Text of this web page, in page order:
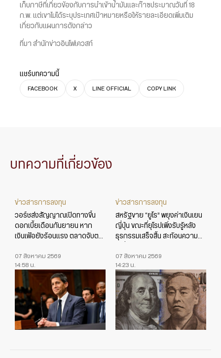
เก็บภาษีที่เกี่ยวข้องกับการนำเข้าน้ำมันและก๊าซประมาณวันที่ 18
ก.พ. แต่เขาไม่ได้ระบุประเทศเป้าหมายหรือให้รายละเอียดเพิ่มเติม
เกี่ยวกับแผนการดังกล่าว
ที่มา สำนักข่าวอินโฟเควสท์
แชร์บทความนี้
FACEBOOK X LINE OFFICIAL COPY LINK
บทความที่เกี่ยวข้อง
ข่าวสารการลงทุน
วอร์ชส่งสัญญาณเปิดทางขึ้น
ดอกเบี้ยเดือนกันยายน หาก
เงินเฟ้อยังร้อนแรง ตลาดจับตา
07 สิงหาคม 2569
14:58 น.
ข่าวสารการลงทุน
สหรัฐขาย “ยูโร” พยุงค่าเงินเยน
ญี่ปุ่น ขณะที่ยุโรปเพิ่งรับรู้หลัง
ธุรกรรมเสร็จสิ้น สะท้อนความ
07 สิงหาคม 2569
14:23 น.